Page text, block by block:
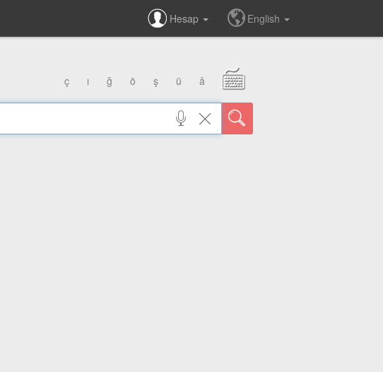
Hesap English
ç ı ğ ö ş ü â